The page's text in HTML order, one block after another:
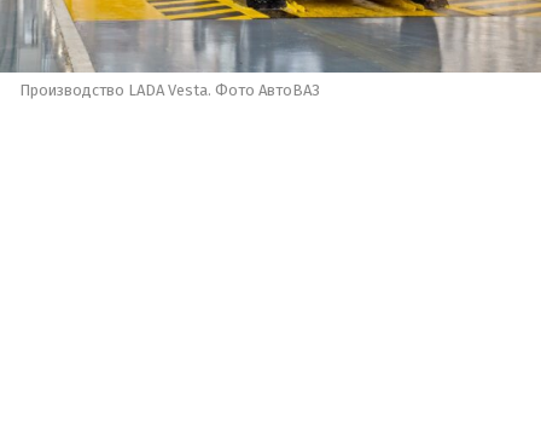
Производство LADA Vesta. Фото АвтоВАЗ